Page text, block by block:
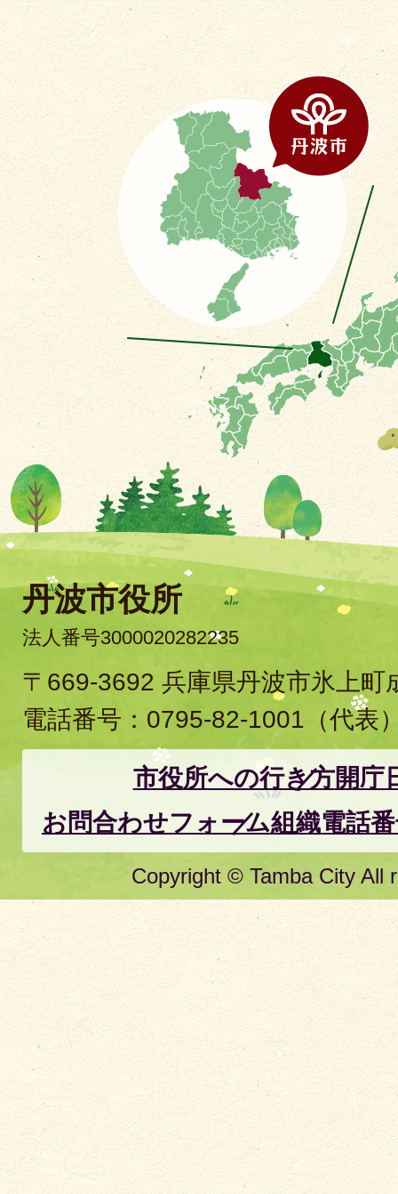
丹波市役所
法人番号3000020282235
〒669-3692 兵庫県丹波市氷上町
電話番号： 0795-82-1001 （代表
市役所への行き方開庁
お問合わせフォーム組織電話
Copyright © Tamba City All